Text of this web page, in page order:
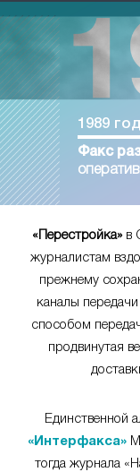
1989 год
Факс
«Перестройка»в
журналистам
прежнему
каналы
способом
продвинутая
Единственной
«Интерфакса»
тогда журнала